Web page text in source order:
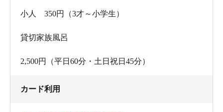
小人 350円（3才～小学生）
貸切家族風呂
2,500円（平日60分・土日祝日45分）
カード利用